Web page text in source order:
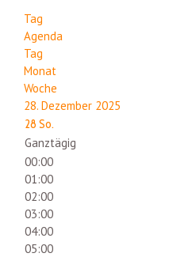
Tag
Agenda
Tag
Monat
Woche
28. Dezember 2025
28 So.
Ganztägig
00:00
01:00
02:00
03:00
04:00
05:00